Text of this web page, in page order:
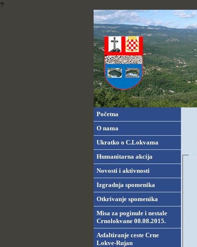
?
Početna
O nama
Ukratko o C.Lokvama
Humanitarna akcija
Novosti i aktivnosti
Izgradnja spomenika
Otkrivanje spomenika
Misa za poginule i nestale
Crnolokvane 08.08.2015.
Asfaltiranje ceste Crne
Lokve-Rujan